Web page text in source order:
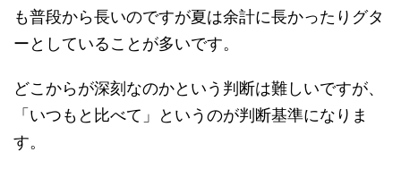
も普段から長いのですが夏は余計に長かったりグタ
ーとしていることが多いです。
どこからが深刻なのかという判断は難しいですが、
「いつもと比べて」というのが判断基準になりま
す。